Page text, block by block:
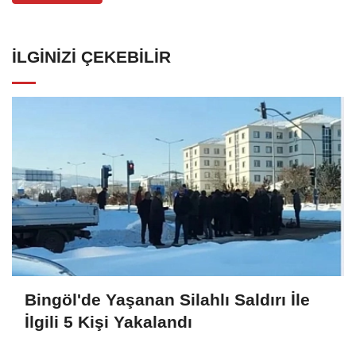
İLGINIZI ÇEKEBILIR
Bingöl'de Yaşanan Silahlı Saldırı İle
İlgili 5 Kişi Yakalandı